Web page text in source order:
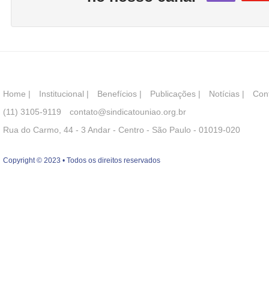
Home | Institucional | Benefícios | Publicações | Notícias |
(11) 3105-9119
contato@sindicatouniao.org.br
Rua do Carmo, 44 - 3 Andar - Centro - São Paulo - 01019-020
Copyright © 2023 • Todos os direitos reservados